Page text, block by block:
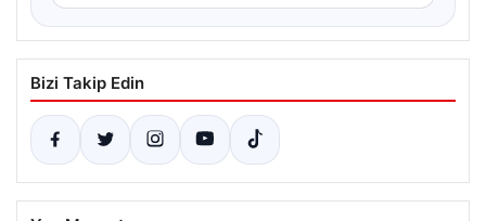
Bizi Takip Edin